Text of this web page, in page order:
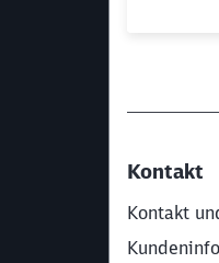
Kontakt
Kontakt